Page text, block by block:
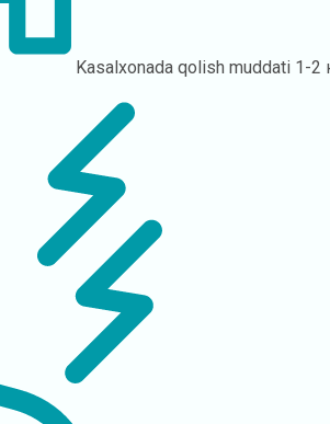
Kasalxonada qolish muddati 1-2